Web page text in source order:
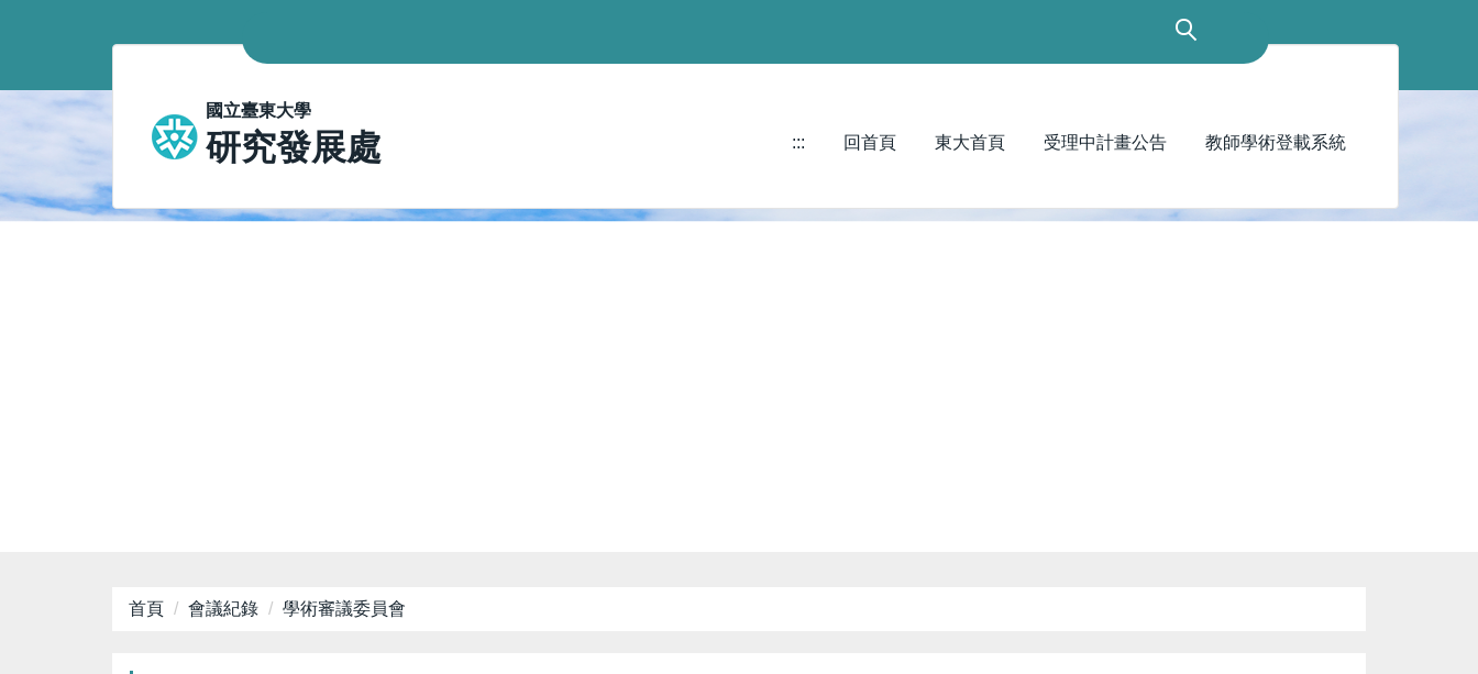
要
國立臺東大學
研究發展處 ::: 回首頁 東大首頁 受理中計畫公告 教師學術登載系統
首頁 會議紀錄 學術審議委員會